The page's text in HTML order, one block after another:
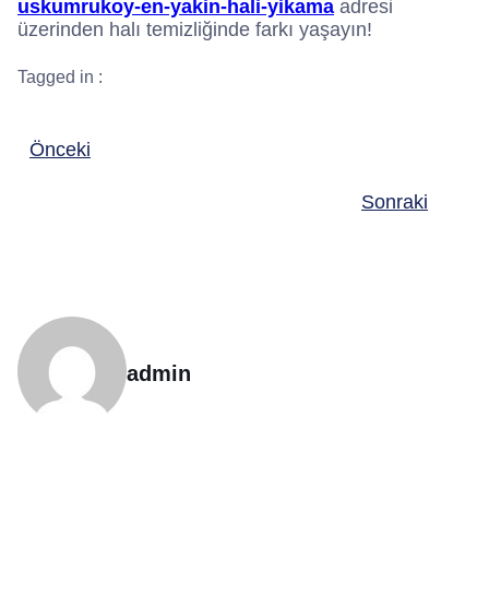
uskumrukoy-en-yakin-hali-yikama adresi
üzerinden halı temizliğinde farkı yaşayın!
Tagged in :
Önceki
Sonraki
admin